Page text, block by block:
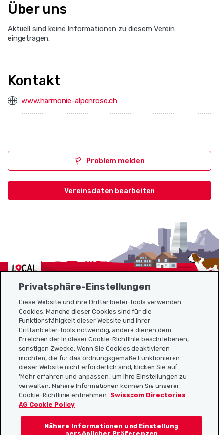
Über uns
Aktuell sind keine Informationen zu diesem Verein
eingetragen.
Kontakt
www.harmonie-alpenrose.ch
Problem melden
Vereinsdaten bearbeiten
Localcities
Sitemap
Nützliche Links
Localcities App herunterladen
Folgt uns auf:
Privatsphäre-Einstellungen
Diese Website und ihre Drittanbieter-Tools verwenden
Cookies. Manche dieser Cookies sind für die
Funktionsfähigkeit dieser Website und ihrer
Drittanbieter-Tools notwendig, andere dienen dem
Erreichen der in dieser Cookie-Richtlinie beschriebenen,
sonstigen Zwecke. Wenn Sie Cookies deaktivieren
möchten, die für das ordnungsgemäße Funktionieren
dieser Website nicht erforderlich sind, klicken Sie auf
'Mehr erfahren und anpassen', um Ihre Einstellungen zu
verwalten. Nähere Informationen können Sie unserer
Cookie-Richtlinie entnehmen
Swisscom Directories
AG Cookie Policy
Nähere Informationen und Einstellung
persönlicher Präferenzen